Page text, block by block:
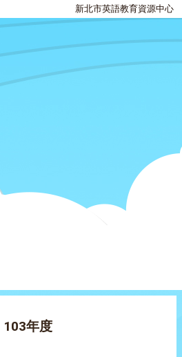
新北市英語教育資源中心
103年度